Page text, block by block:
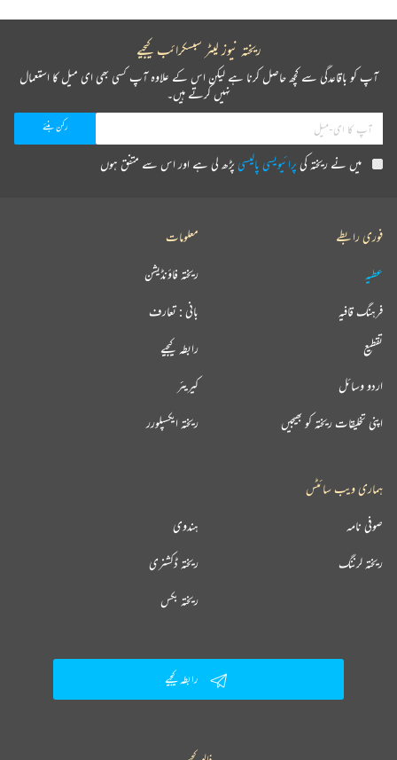
ریختہ نیوز لیٹر سبسکرائب کیجیے
آپ کو باقاعدگی سے کچھ حاصل کرنا ہے لیکن اس کے علاوہ آپ کسی بھی ای میل کا استعمال
نہیں کرتے ہیں۔
میں نے ریختہ کیپرائیویسی پالیسیپڑھ لی ہے اور اس سے متفق ہوں
فوری رابطے
عطیہ
فرہنگ قافیہ
تقطیع
اردو وسائل
اپنی تخلیقات ریختہ کو بھیجیں
معلومات
ریختہ فاؤنڈیشن
بانی : تعارف
رابطہ کیجیے
کیریئر
ریختہ ایکسپلورر
ہماری ویب سائٹس
ہندوی صوفی نامہ
ریختہ ڈکشنری ریختہ لرننگ
ریختہ بکس
رابطہ کیجیے